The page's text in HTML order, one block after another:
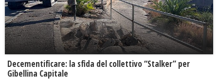
Decementificare: la sfida del collettivo “Stalker” per
Gibellina Capitale